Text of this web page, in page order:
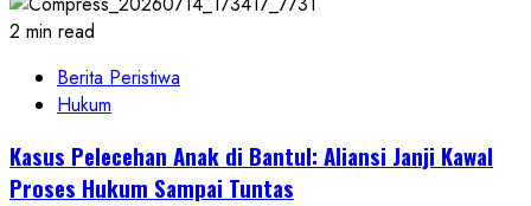
2 min read
Berita Peristiwa
Hukum
Kasus Pelecehan Anak di Bantul: Aliansi Janji Kawal
Proses Hukum Sampai Tuntas